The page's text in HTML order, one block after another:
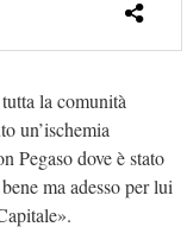
la comunità
un’ischemia
Pegaso dove è stato
ma adesso per lui